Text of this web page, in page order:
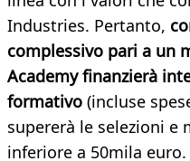
Industries. Pertanto,
complessivo pari a un
Academy finanzierà
formativo (incluse
supererà le selezioni e
inferiore a 50mila